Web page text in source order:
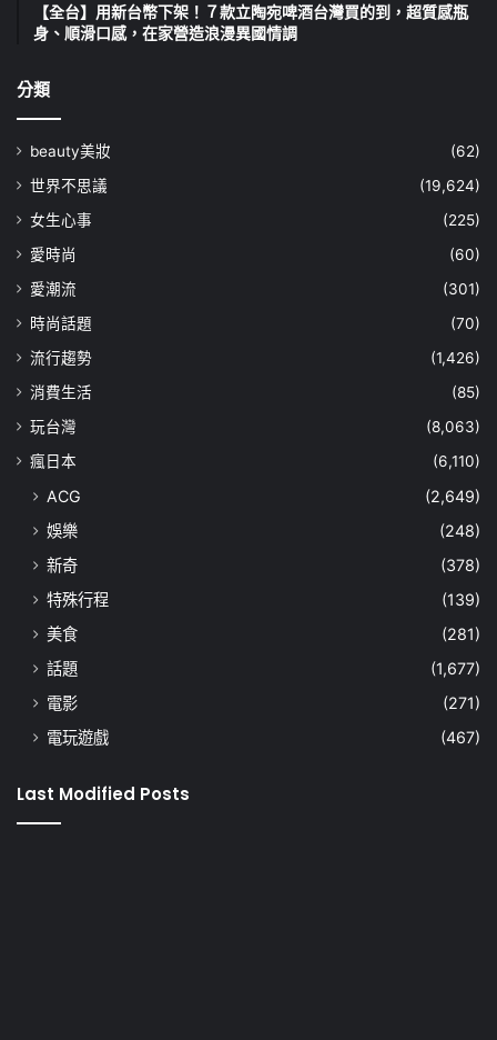
【全台】用新台幣下架！７款立陶宛啤酒台灣買的到，超質感瓶
身、順滑口感，在家營造浪漫異國情調
分類
beauty美妝
(62)
世界不思議
(19,624)
女生心事
(225)
愛時尚
(60)
愛潮流
(301)
時尚話題
(70)
流行趨勢
(1,426)
消費生活
(85)
玩台灣
(8,063)
瘋日本
(6,110)
ACG
(2,649)
娛樂
(248)
新奇
(378)
特殊行程
(139)
美食
(281)
話題
(1,677)
電影
(271)
電玩遊戲
(467)
Last Modified Posts